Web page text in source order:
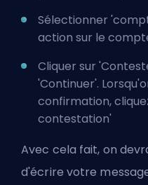
Sélectionner
action sur le
Cliquer sur
'Continuer'.
confirmation,
contestation'
Avec cela fait, on
d'écrire votre